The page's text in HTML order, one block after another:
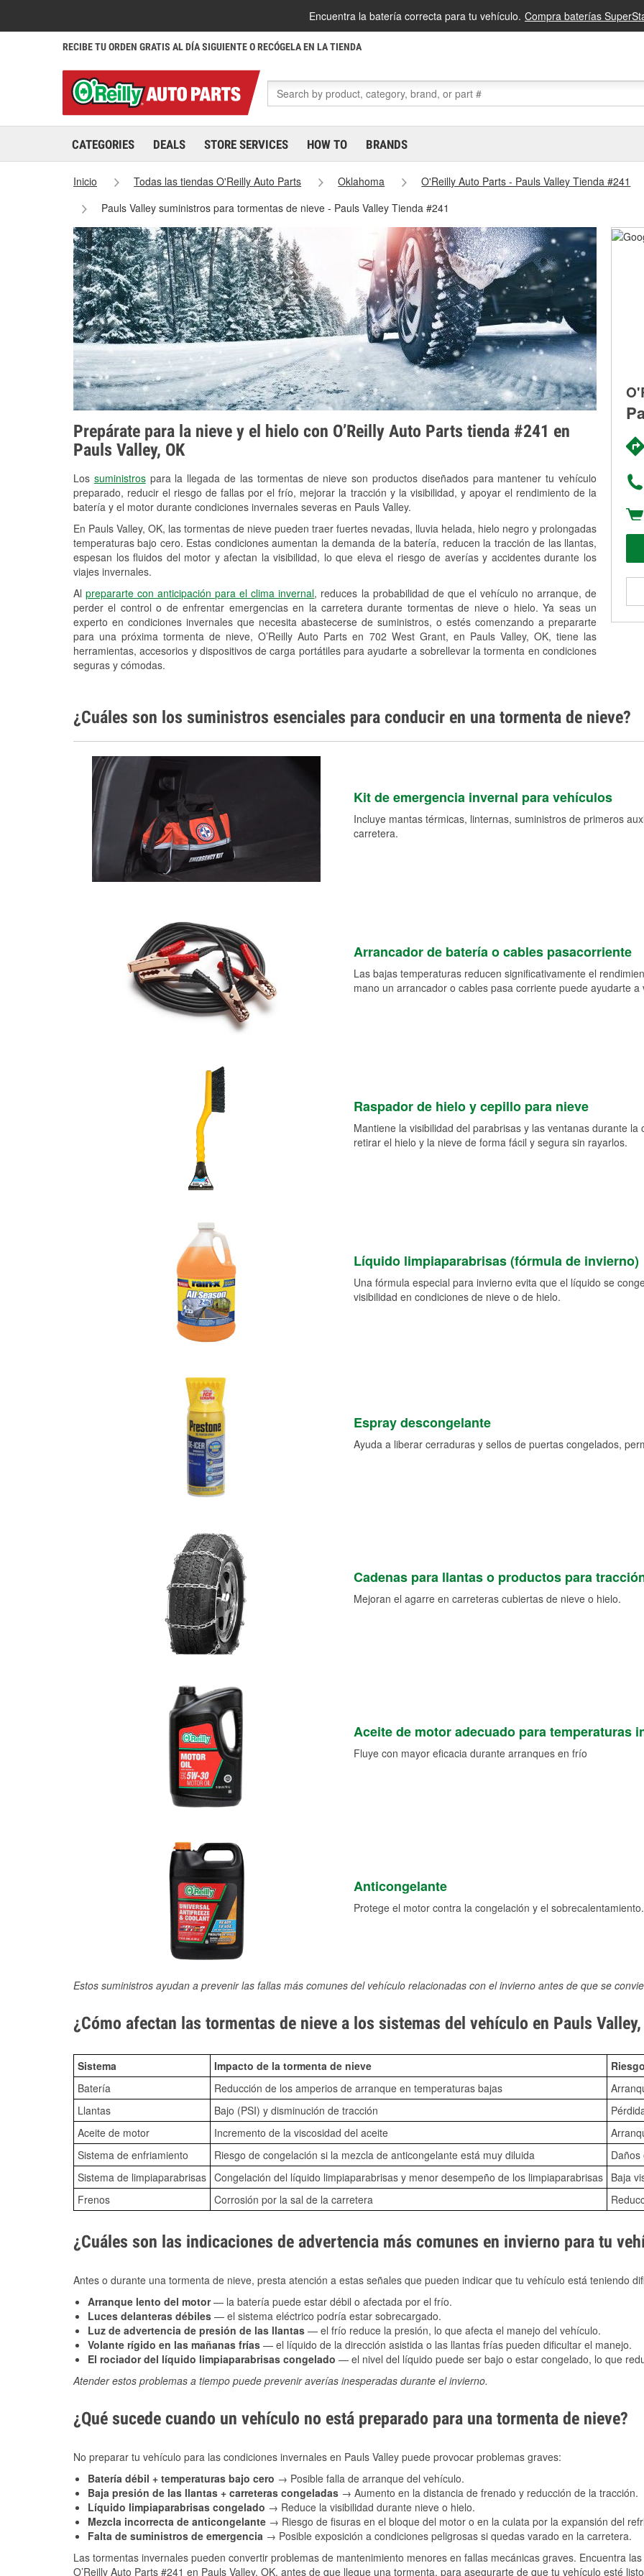
Encuentra la batería correcta para tu vehículo. Compra baterías
RECIBE TU ORDEN GRATIS AL DÍA SIGUIENTE O RECÓGELA EN LA TIENDA
CATEGORIES DEALS STORE SERVICES HOW TO BRANDS
Inicio Todas las tiendas O'Reilly Auto Parts Oklahoma
O'Reilly Auto Parts - Pauls Valley Tienda #241
Pauls Valley suministros para tormentas de nieve - Pauls Valley Tienda #241
Prepárate para la nieve y el hielo con O’Reilly Auto Parts tienda #241 en
Pauls Valley, OK
Los suministrospara la llegada de las tormentas de nieve son productos diseñados para mantener tu vehículo
preparado, reducir el riesgo de fallas por el frío, mejorar la tracción y la visibilidad, y apoyar el rendimiento de la
batería y el motor durante condiciones invernales severas en Pauls Valley.
En Pauls Valley, OK, las tormentas de nieve pueden traer fuertes nevadas, lluvia helada, hielo negro y prolongadas
temperaturas bajo cero. Estas condiciones aumentan la demanda de la batería, reducen la tracción de las llantas,
espesan los fluidos del motor y afectan la visibilidad, lo que eleva el riesgo de averías y accidentes durante los
viajes invernales.
Alprepararte con anticipación para el clima invernal, reduces la probabilidad de que el vehículo no arranque, de
perder el control o de enfrentar emergencias en la carretera durante tormentas de nieve o hielo. Ya seas un
experto en condiciones invernales que necesita abastecerse de suministros, o estés comenzando a prepararte
para una próxima tormenta de nieve, O’Reilly Auto Parts en 702 West Grant, en Pauls Valley, OK, tiene las
herramientas, accesorios y dispositivos de carga portátiles para ayudarte a sobrellevar la tormenta en condiciones
seguras y cómodas.
¿Cuáles son los suministros esenciales para conducir en una tormenta de nieve?
Kit de emergencia invernal para vehículos
Incluye mantas térmicas, linternas, suministros de primeros
carretera.
Arrancador de batería o cables pasacorriente
Las bajas temperaturas reducen significativamente el
mano un arrancador o cables pasa corriente puede ayudarte
Raspador de hielo y cepillo para nieve
Mantiene la visibilidad del parabrisas y las ventanas durante
retirar el hielo y la nieve de forma fácil y segura sin rayarlos.
Líquido limpiaparabrisas (fórmula de invierno)
Una fórmula especial para invierno evita que el líquido se
visibilidad en condiciones de nieve o de hielo.
Espray descongelante
Ayuda a liberar cerraduras y sellos de puertas congelados,
Cadenas para llantas o productos para
Mejoran el agarre en carreteras cubiertas de nieve o hielo.
Aceite de motor adecuado para temperaturas
Fluye con mayor eficacia durante arranques en frío
Anticongelante
Protege el motor contra la congelación y el sobrecalentamiento.
Estos suministros ayudan a prevenir las fallas más comunes del vehículo relacionadas con el invierno antes de que se
¿Cómo afectan las tormentas de nieve a los sistemas del vehículo en Pauls Valley,
Sistema Impacto de la tormenta de nieve
Batería
Reducción de los amperios de arranque en temperaturas bajas
Llantas
Bajo (PSI) y disminución de tracción
Aceite de motor
Incremento de la viscosidad del aceite
Sistema de enfriamiento
Riesgo de congelación si la mezcla de anticongelante está muy diluida
Sistema de limpiaparabrisas Congelación del líquido limpiaparabrisas y menor desempeño de los limpiaparabrisas Baja
Frenos
Corrosión por la sal de la carretera
¿Cuáles son las indicaciones de advertencia más comunes en invierno para tu
Antes o durante una tormenta de nieve, presta atención a estas señales que pueden indicar que tu vehículo está teniendo
Arranque lento del motor— la batería puede estar débil o afectada por el frío.
Luces delanteras débiles — el sistema eléctrico podría estar sobrecargado.
Luz de advertencia de presión de las llantas — el frío reduce la presión, lo que afecta el manejo del vehículo.
Volante rígido en las mañanas frías — el líquido de la dirección asistida o las llantas frías pueden dificultar el manejo.
El rociador del líquido limpiaparabrisas congelado — el nivel del líquido puede ser bajo o estar congelado, lo que
Atender estos problemas a tiempo puede prevenir averías inesperadas durante el invierno.
¿Qué sucede cuando un vehículo no está preparado para una tormenta de nieve?
No preparar tu vehículo para las condiciones invernales en Pauls Valley puede provocar problemas graves:
Batería débil + temperaturas bajo cero → Posible falla de arranque del vehículo.
Baja presión de las llantas + carreteras congeladas → Aumento en la distancia de frenado y reducción de la tracción.
Líquido limpiaparabrisas congelado → Reduce la visibilidad durante nieve o hielo.
Mezcla incorrecta de anticongelante → Riesgo de fisuras en el bloque del motor o en la culata por la expansión del
Falta de suministros de emergencia → Posible exposición a condiciones peligrosas si quedas varado en la carretera.
Las tormentas invernales pueden convertir problemas de mantenimiento menores en fallas mecánicas graves. Encuentra
O’Reilly Auto Parts #241 en Pauls Valley, OK, antes de que llegue una tormenta, para asegurarte de que tu vehículo esté